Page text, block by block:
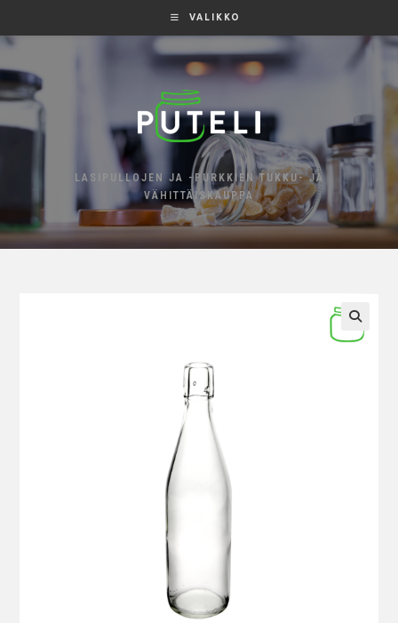
VALIKKO
LASIPULLOJEN JA -PURKKIEN TUKKU- JA
VÄHITTÄISKAUPPA